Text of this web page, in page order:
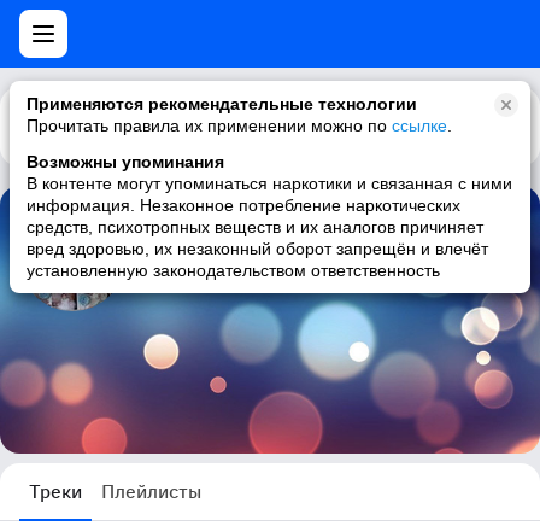
Применяются рекомендательные технологии
Прочитать правила их применении можно по ссылке
Возможны упоминания
В контенте могут упоминаться наркотики и связанная с ними
информация. Незаконное потребление наркотических
средств, психотропных веществ и их аналогов причиняет
вред здоровью, их незаконный оборот запрещён и влечёт
установленную законодательством ответственность
Каталог Рекомендации
Ирина Бокова
16 треков
Треки Плейлисты